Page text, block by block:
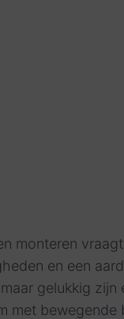
monteren
en een
gelukkig zijn
met bewegende